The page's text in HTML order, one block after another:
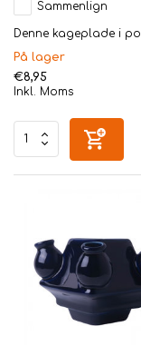
Sammenlign
Denne kageplade i
På lager
€8,95
Inkl. Moms